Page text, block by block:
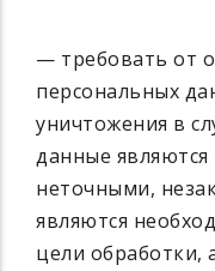
— требовать от
персональных
уничтожения в
данные
неточными,
являются
цели обработки,